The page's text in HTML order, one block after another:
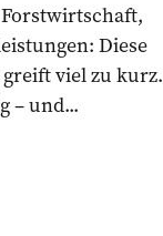
Diese
viel zu kurz.
– und...